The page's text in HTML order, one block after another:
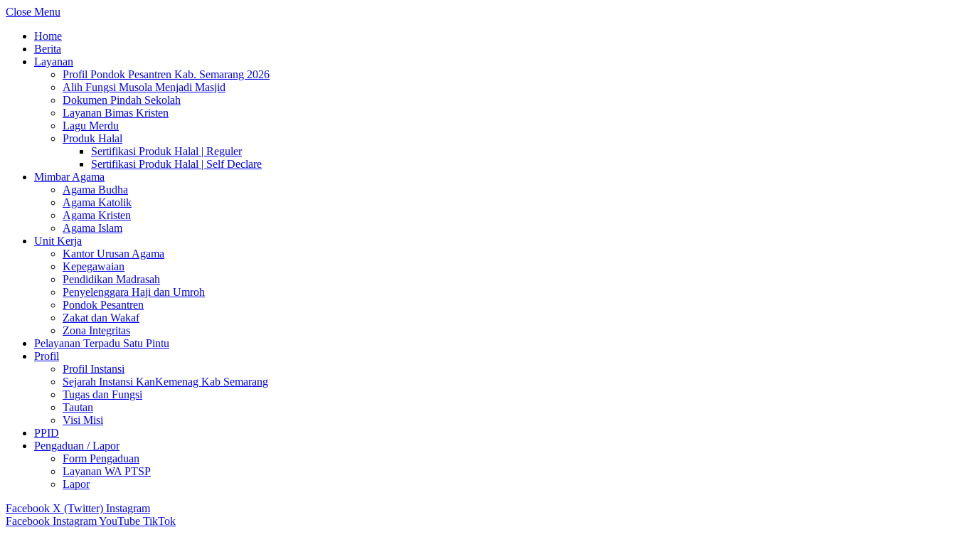
Close Menu
Home
Berita
Layanan
Profil Pondok Pesantren Kab. Semarang 2026
Alih Fungsi Musola Menjadi Masjid
Dokumen Pindah Sekolah
Layanan Bimas Kristen
Lagu Merdu
Produk Halal
Sertifikasi Produk Halal | Reguler
Sertifikasi Produk Halal | Self Declare
Mimbar Agama
Agama Budha
Agama Katolik
Agama Kristen
Agama Islam
Unit Kerja
Kantor Urusan Agama
Kepegawaian
Pendidikan Madrasah
Penyelenggara Haji dan Umroh
Pondok Pesantren
Zakat dan Wakaf
Zona Integritas
Pelayanan Terpadu Satu Pintu
Profil
Profil Instansi
Sejarah Instansi KanKemenag Kab Semarang
Tugas dan Fungsi
Tautan
Visi Misi
PPID
Pengaduan / Lapor
Form Pengaduan
Layanan WA PTSP
Lapor
Facebook X (Twitter) Instagram
Facebook InstagramYouTube TikTok